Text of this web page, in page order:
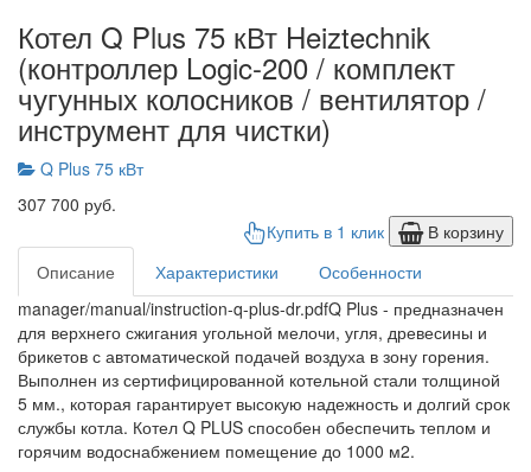
Котел Q Plus 75 кВт Heiztechnik
(контроллер Logic-200 / комплект
чугунных колосников / вентилятор /
инструмент для чистки)
Q Plus 75 кВт
307 700 руб.
Купить в 1 клик
В корзину
Описание
Характеристики
Особенности
manager/manual/instruction-q-plus-dr.pdfQ Plus - предназначен
для верхнего сжигания угольной мелочи, угля, древесины и
брикетов с автоматической подачей воздуха в зону горения.
Выполнен из сертифицированной котельной стали толщиной
5 мм., которая гарантирует высокую надежность и долгий срок
службы котла. Котел Q PLUS способен обеспечить теплом и
горячим водоснабжением помещение до 1000 м2.